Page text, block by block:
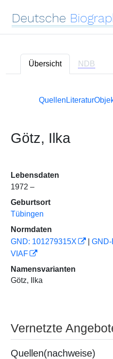
Deutsche
Übersicht NDB
Quellen Literatur
Götz, Ilka
Lebensdaten
1972 –
Geburtsort
Tübingen
Normdaten
GND: 101279315X
VIAF
Namensvarianten
Götz, Ilka
Vernetzte
Quellen(nachweise)